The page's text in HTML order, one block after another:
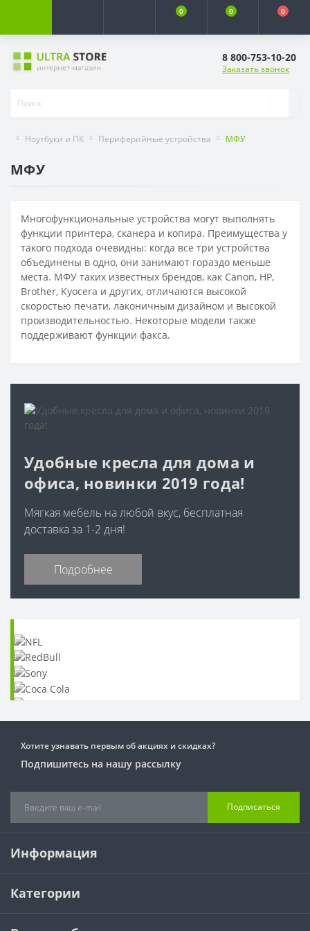
0 0 0
8 800-753-10-20
Заказать звонок
Ноутбуки и ПК Периферийные устройства МФУ
МФУ
Многофункциональные устройства могут выполнять
функции принтера, сканера и копира. Преимущества у
такого подхода очевидны: когда все три устройства
объединены в одно, они занимают гораздо меньше
места. МФУ таких известных брендов, как Canon, HP,
Brother, Kyocera и других, отличаются высокой
скоростью печати, лаконичным дизайном и высокой
производительностью. Некоторые модели также
поддерживают функции факса.
Удобные кресла для дома и
офиса, новинки 2019 года!
Мягкая мебель на любой вкус, бесплатная
доставка за 1-2 дня!
Подробнее
Хотите узнавать первым об акциях и скидках?
Подпишитесь на нашу рассылку
Подписаться
Информация
Категории